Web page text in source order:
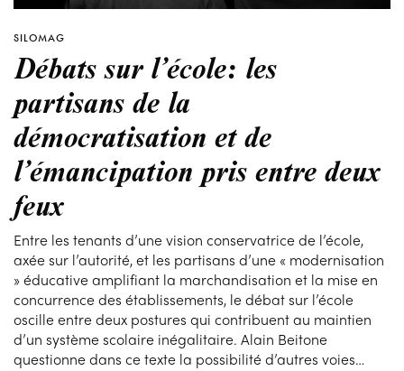
SILOMAG
Débats sur l’école: les
partisans de la
démocratisation et de
l’émancipation pris entre deux
feux
Entre les tenants d’une vision conservatrice de l’école,
axée sur l’autorité, et les partisans d’une « modernisation
» éducative amplifiant la marchandisation et la mise en
concurrence des établissements, le débat sur l’école
oscille entre deux postures qui contribuent au maintien
d’un système scolaire inégalitaire. Alain Beitone
questionne dans ce texte la possibilité d’autres voies…